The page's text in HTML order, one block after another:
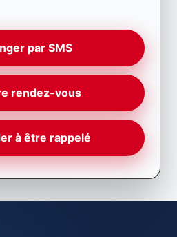
par SMS
rendez-vous
à être rappelé